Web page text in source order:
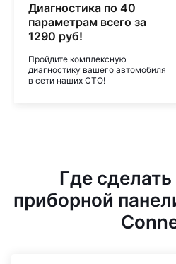
Диагностика по 40
параметрам всего за
1290 руб!
Пройдите комплексную
диагностику вашего автомобиля
в сети наших СТО!
Где
приборной